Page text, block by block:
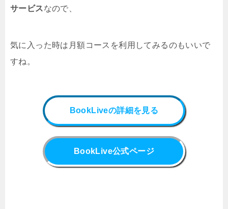
サービスなので、
気に入った時は月額コースを利用してみるのもいいで
すね。
BookLiveの詳細を見る
BookLive公式ページ